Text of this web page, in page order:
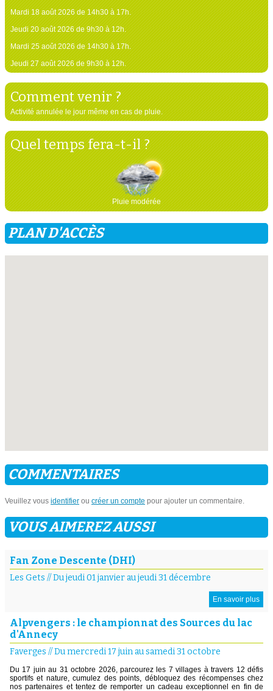
Mardi 18 août 2026 de 14h30 à 17h.
Jeudi 20 août 2026 de 9h30 à 12h.
Mardi 25 août 2026 de 14h30 à 17h.
Jeudi 27 août 2026 de 9h30 à 12h.
Comment venir ?
Activité annulée le jour même en cas de pluie.
Quel temps fera-t-il ?
Pluie modérée
PLAN D'ACCÈS
COMMENTAIRES
Veuillez vous identifier ou créer un compte pour ajouter un commentaire.
VOUS AIMEREZ AUSSI
Fan Zone Descente (DHI)
Les Gets //Du jeudi 01 janvier au jeudi 31 décembre
En savoir plus
Alpvengers : le championnat des Sources du lac
d'Annecy
Faverges //Du mercredi 17 juin au samedi 31 octobre
Du 17 juin au 31 octobre 2026, parcourez les 7 villages à travers 12 défis
sportifs et nature, cumulez des points, débloquez des récompenses chez
nos partenaires et tentez de remporter un cadeau exceptionnel en fin de